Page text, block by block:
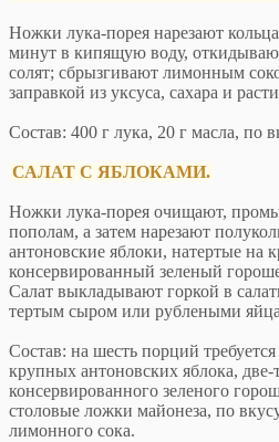
Ножки лука-порея нарезают
минут в кипящую воду,
солят; сбрызгивают лимонным
заправкой из уксуса, сахара и
Состав: 400 г лука, 20 г масла, по
САЛАТ С ЯБЛОКАМИ.
Ножки лука-порея очищают,
пополам, а затем нарезают
антоновские яблоки, натертые на
консервированный зеленый
Салат выкладывают горкой в
тертым сыром или рублеными
Состав: на шесть порций
крупных антоновских яблока,
консервированного зеленого
столовые ложки майонеза, по
лимонного сока.